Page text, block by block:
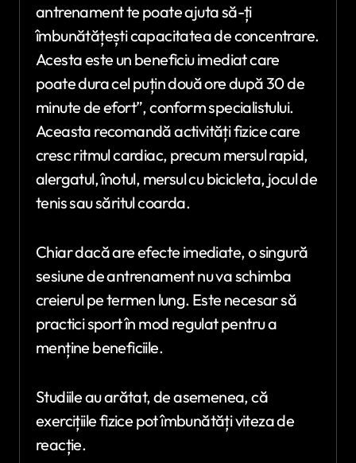
antrenament te poate ajuta să-ți
îmbunătățești capacitatea de concentrare.
Acesta este un beneficiu imediat care
poate dura cel puțin două ore după 30 de
minute de efort”, conform specialistului.
Aceasta recomandă activități fizice care
cresc ritmul cardiac, precum mersul rapid,
alergatul, înotul, mersul cu bicicleta, jocul de
tenis sau săritul coarda.
Chiar dacă are efecte imediate, o singură
sesiune de antrenament nu va schimba
creierul pe termen lung. Este necesar să
practici sport în mod regulat pentru a
menține beneficiile.
Studiile au arătat, de asemenea, că
exercițiile fizice pot îmbunătăți viteza de
reacție.